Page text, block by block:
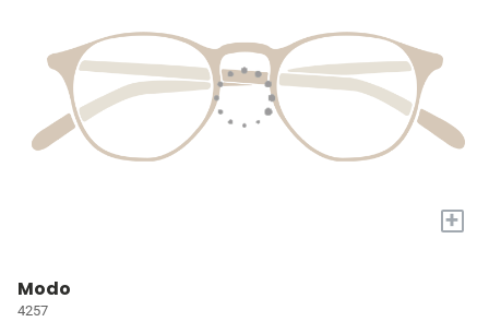
+
Modo
4257